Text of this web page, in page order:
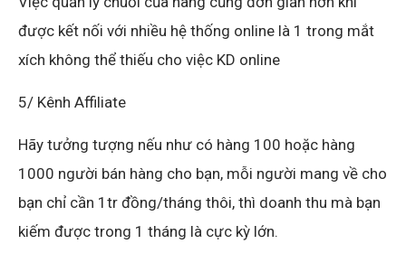
được kết nối với nhiều hệ thống online là 1 trong mắt
xích không thể thiếu cho việc KD online
5/ Kênh Affiliate
Hãy tưởng tượng nếu như có hàng 100 hoặc hàng
1000 người bán hàng cho bạn, mỗi người mang về cho
bạn chỉ cần 1tr đồng/tháng thôi, thì doanh thu mà bạn
kiếm được trong 1 tháng là cực kỳ lớn.